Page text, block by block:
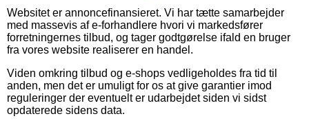
Websitet er annoncefinansieret. Vi har tætte samarbejder
med massevis af e-forhandlere hvori vi markedsfører
forretningernes tilbud, og tager godtgørelse ifald en bruger
fra vores website realiserer en handel.
Viden omkring tilbud og e-shops vedligeholdes fra tid til
anden, men det er umuligt for os at give garantier imod
reguleringer der eventuelt er udarbejdet siden vi sidst
opdaterede sidens data.